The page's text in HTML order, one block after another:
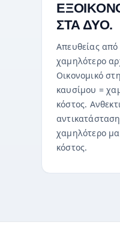
ΣΤΑ ΔΥΟ.
Απευθείας από
χαμηλότερο
Οικονομικό
καυσίμου =
κόστος.
χαμηλότερο
κόστος.